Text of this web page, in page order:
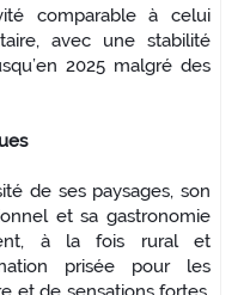
comparable à celui
avec une stabilité
2025 malgré des
de ses paysages, son
et sa gastronomie
à la fois rural et
prisée pour les